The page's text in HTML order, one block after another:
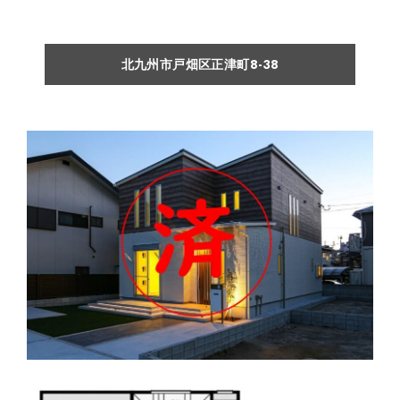
北九州市戸畑区正津町8-38